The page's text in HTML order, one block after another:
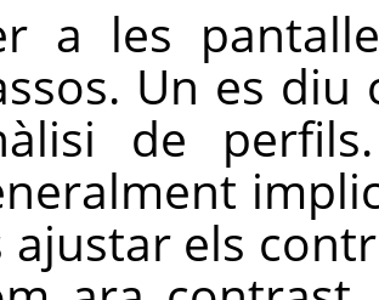
a les
Un es
de
ajustar els